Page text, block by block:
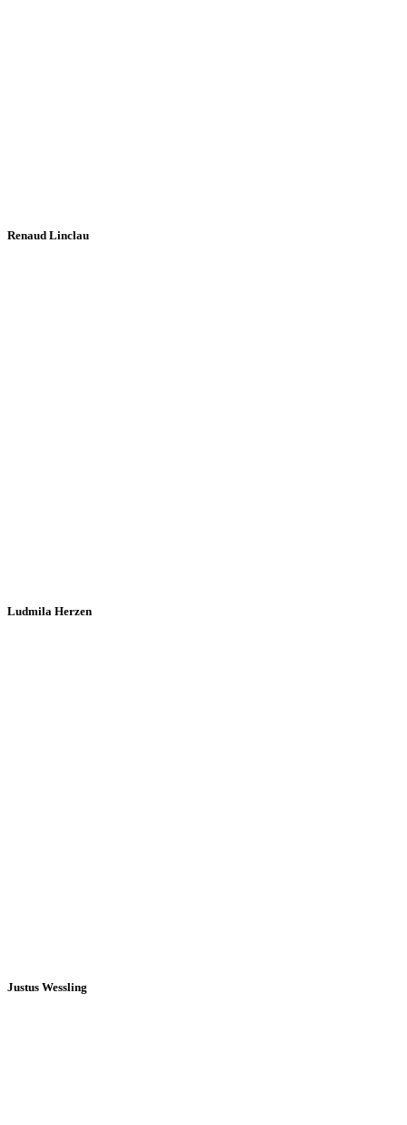
Renaud Linclau
Ludmila Herzen
Justus Wessling